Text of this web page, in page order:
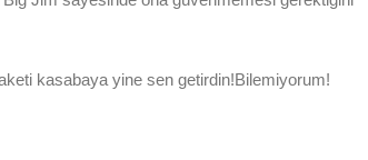
kasabaya yine sen getirdin!Bilemiyorum!